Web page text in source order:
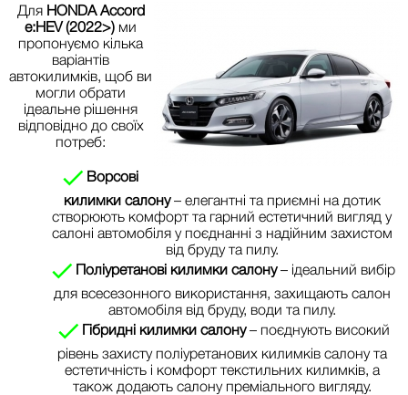
Для HONDA Accord
e:HEV (2022>) ми
пропонуємо кілька
варіантів
автокилимків, щоб ви
могли обрати
ідеальне рішення
відповідно до своїх
потреб:
Ворсові
килимки салону– елегантні та приємні на дотик
створюють комфорт та гарний естетичний вигляд у
салоні автомобіля у поєднанні з надійним захистом
від бруду та пилу.
Поліуретанові килимки салону– ідеальний вибір
для всесезонного використання, захищають салон
автомобіля від бруду, води та пилу.
Гібридні килимки салону– поєднують високий
рівень захисту поліуретанових килимків салону та
естетичність і комфорт текстильних килимків, а
також додають салону преміального вигляду.